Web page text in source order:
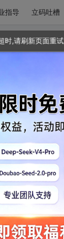
指导 立码吐槽
宰
举报
时,请刷新页面重试